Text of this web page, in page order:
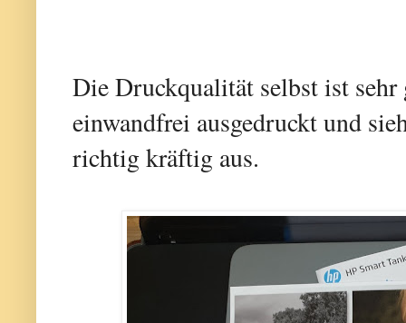
Die Druckqualität selbst ist sehr
einwandfrei ausgedruckt und
richtig kräftig aus.